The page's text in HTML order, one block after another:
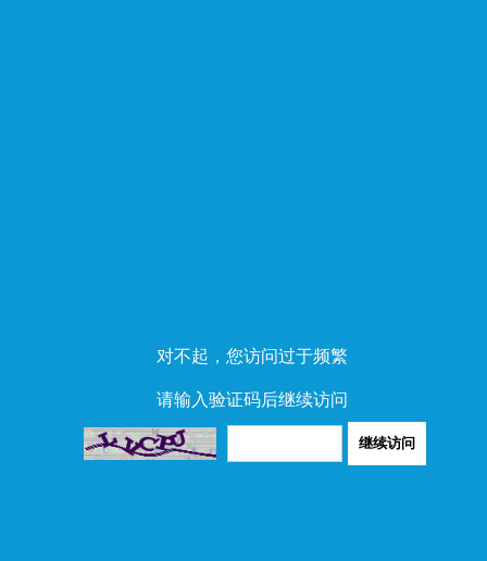
对不起，您访问过于频繁
请输入验证码后继续访问
继续访问